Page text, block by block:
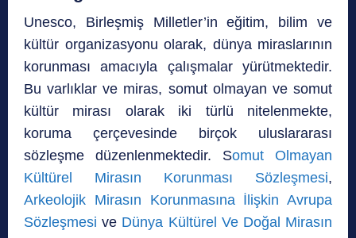
Unesco, Birleşmiş Milletler’in eğitim, bilim ve
kültür organizasyonu olarak, dünya miraslarının
korunması amacıyla çalışmalar yürütmektedir.
Bu varlıklar ve miras, somut olmayan ve somut
kültür mirası olarak iki türlü nitelenmekte,
koruma çerçevesinde birçok uluslararası
sözleşme düzenlenmektedir. Somut Olmayan
Kültürel Mirasın Korunması Sözleşmesi,
Arkeolojik Mirasın Korunmasına İlişkin Avrupa
Sözleşmesi ve Dünya Kültürel Ve Doğal Mirasın